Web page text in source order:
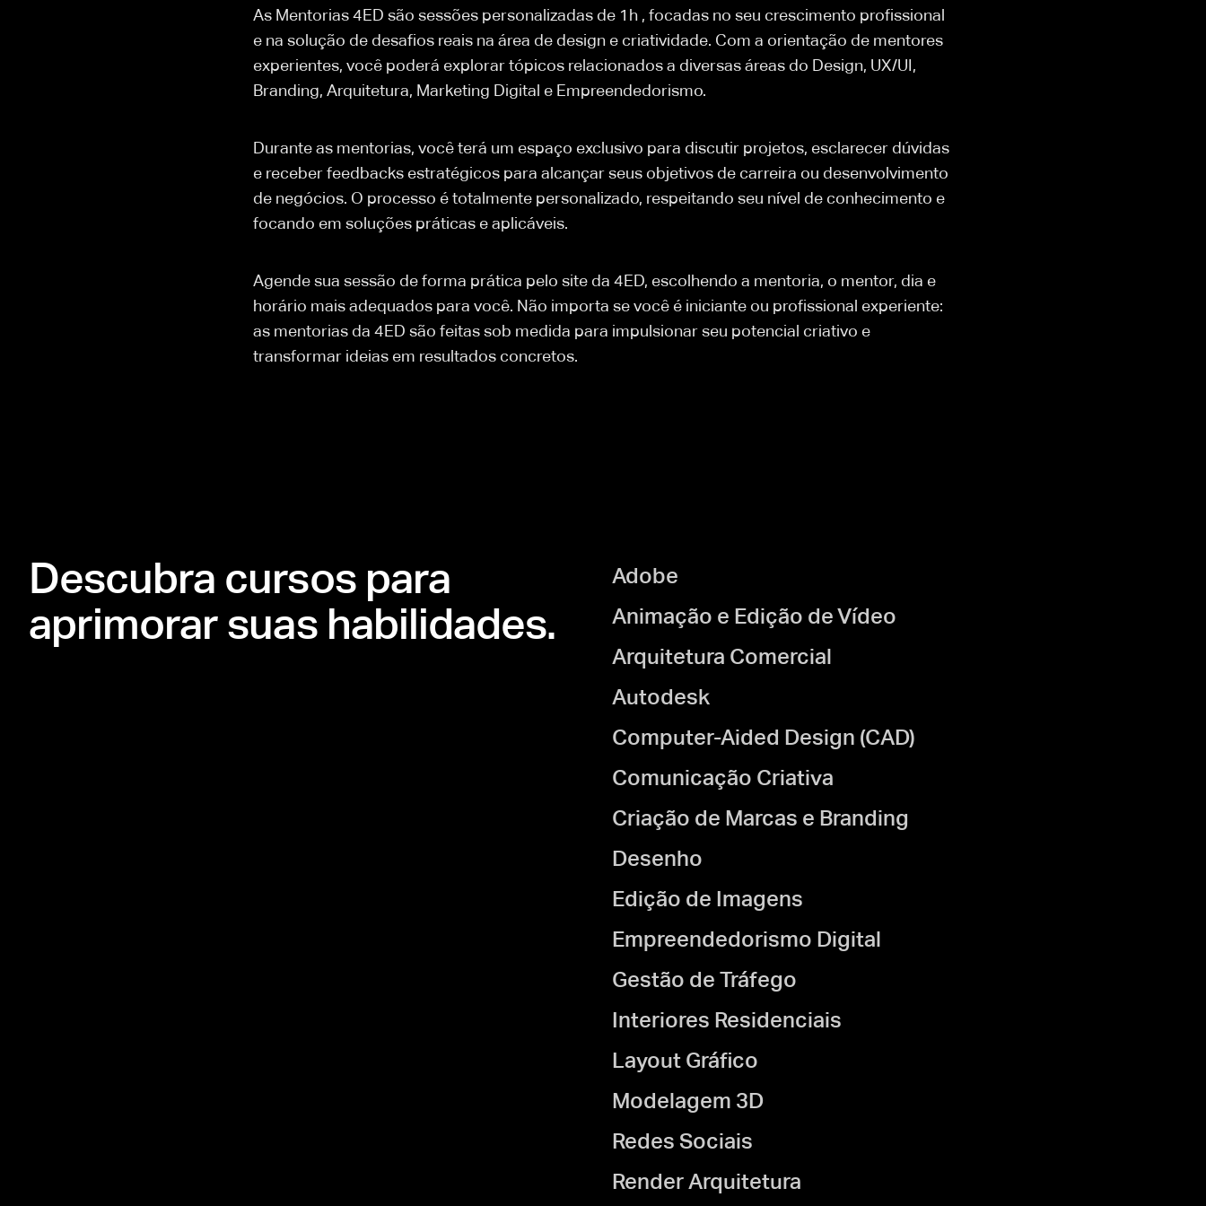
As Mentorias 4ED são sessões personalizadas de 1h , focadas no seu crescimento profissional
e na solução de desafios reais na área de design e criatividade. Com a orientação de mentores
experientes, você poderá explorar tópicos relacionados a diversas áreas do Design, UX/UI,
Branding, Arquitetura, Marketing Digital e Empreendedorismo.
Durante as mentorias, você terá um espaço exclusivo para discutir projetos, esclarecer dúvidas
e receber feedbacks estratégicos para alcançar seus objetivos de carreira ou desenvolvimento
de negócios. O processo é totalmente personalizado, respeitando seu nível de conhecimento e
focando em soluções práticas e aplicáveis.
Agende sua sessão de forma prática pelo site da 4ED, escolhendo a mentoria, o mentor, dia e
horário mais adequados para você. Não importa se você é iniciante ou profissional experiente:
as mentorias da 4ED são feitas sob medida para impulsionar seu potencial criativo e
transformar ideias em resultados concretos.
Descubra cursos para
aprimorar suas habilidades.
Adobe
Animação e Edição de Vídeo
Arquitetura Comercial
Autodesk
Computer-Aided Design (CAD)
Comunicação Criativa
Criação de Marcas e Branding
Desenho
Edição de Imagens
Empreendedorismo Digital
Gestão de Tráfego
Interiores Residenciais
Layout Gráfico
Modelagem 3D
Redes Sociais
Render Arquitetura